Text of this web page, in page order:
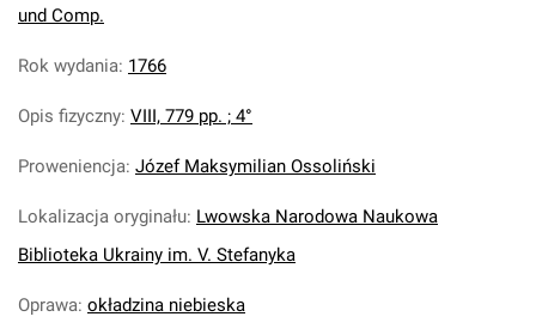
und Comp.
Rok wydania: 1766
Opis fizyczny: VIII, 779 pp. ; 4°
Proweniencja: Józef Maksymilian Ossoliński
Lokalizacja oryginału: Lwowska Narodowa Naukowa
Biblioteka Ukrainy im. V. Stefanyka
Oprawa: okładzina niebieska